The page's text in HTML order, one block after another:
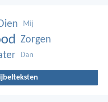
Mij
Zorgen
Dan